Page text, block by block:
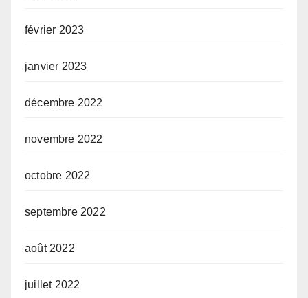
février 2023
janvier 2023
décembre 2022
novembre 2022
octobre 2022
septembre 2022
août 2022
juillet 2022